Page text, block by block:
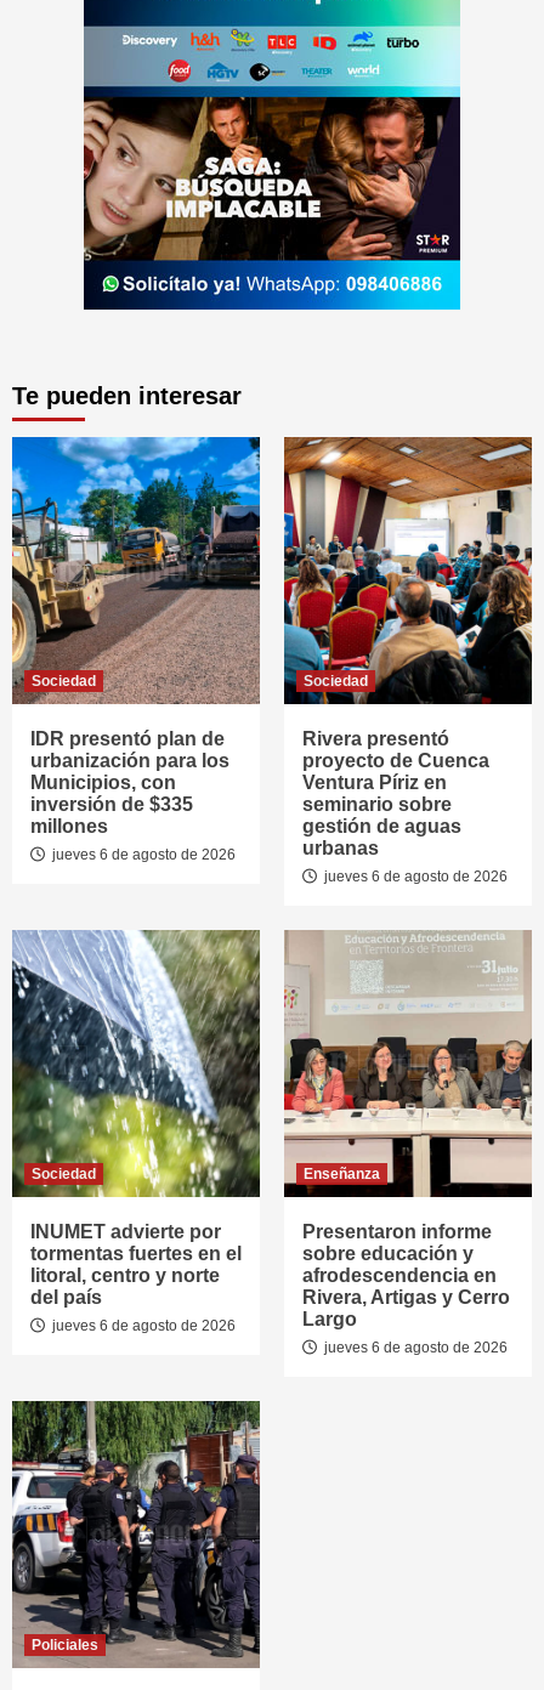
Te pueden interesar
Sociedad
IDR presentó plan de
urbanización para los
Municipios, con
inversión de $335
millones
jueves 6 de agosto de 2026
Sociedad
Rivera presentó
proyecto de Cuenca
Ventura Píriz en
seminario sobre
gestión de aguas
urbanas
jueves 6 de agosto de 2026
Sociedad
INUMET advierte por
tormentas fuertes en el
litoral, centro y norte
del país
jueves 6 de agosto de 2026
Enseñanza
Presentaron informe
sobre educación y
afrodescendencia en
Rivera, Artigas y Cerro
Largo
jueves 6 de agosto de 2026
Policiales